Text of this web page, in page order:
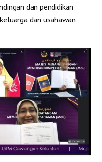
dan pendidikan
dan usahawan